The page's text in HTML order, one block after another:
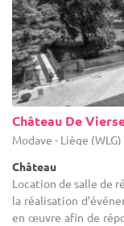
Château De
Modave - Liège (WLG)
Château
Location de salle de
la réalisation
en œuvre afin de